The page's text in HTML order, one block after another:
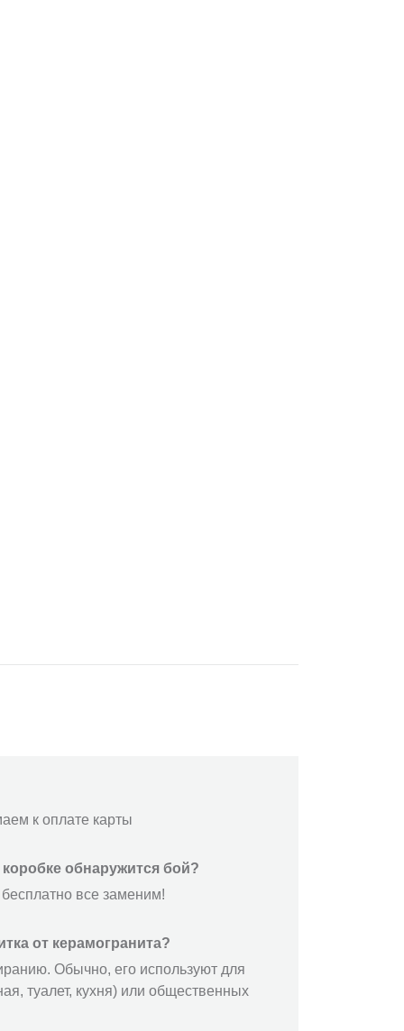
к оплате карты
обнаружится бой?
все заменим!
от керамогранита?
Обычно, его используют для
туалет, кухня) или общественных